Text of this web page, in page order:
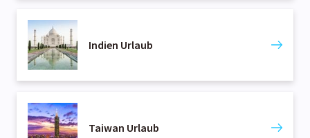
Indien Urlaub
Taiwan Urlaub